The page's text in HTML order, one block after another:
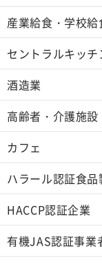
産業給食・学校給
セントラルキッチ
酒造業
高齢者・介護施設
カフェ
ハラール認証食
HACCP認証企業
有機JAS認証事業